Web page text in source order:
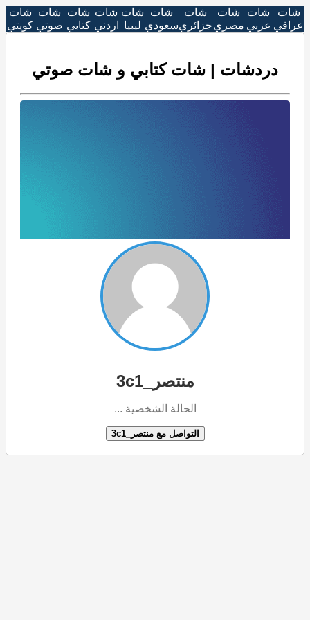
شات
عراقي
شات
عربي
شات
مصري
شات
جزائري
شات
سعودي
شات
ليبيا
شات
اردني
شات
كتابي
شات
صوتي
شات
كويتي
دردشات | شات كتابي و شات صوتي
منتصر_3c1
الحالة الشخصية ...
التواصل مع منتصر_3c1